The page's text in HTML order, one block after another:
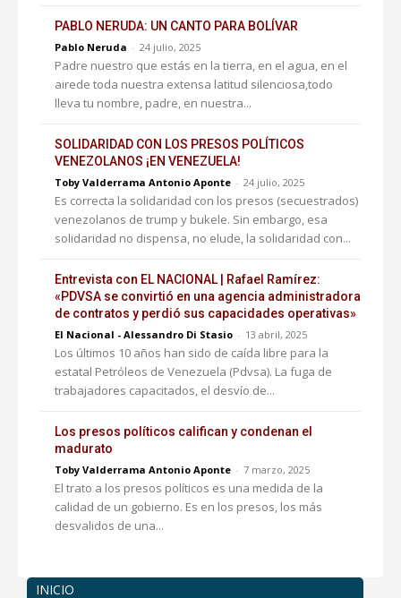
PABLO NERUDA: UN CANTO PARA BOLÍVAR
Pablo Neruda - 24 julio, 2025
Padre nuestro que estás en la tierra, en el agua, en el
airede toda nuestra extensa latitud silenciosa,todo
lleva tu nombre, padre, en nuestra...
SOLIDARIDAD CON LOS PRESOS POLÍTICOS
VENEZOLANOS ¡EN VENEZUELA!
Toby Valderrama Antonio Aponte - 24 julio, 2025
Es correcta la solidaridad con los presos (secuestrados)
venezolanos de trump y bukele. Sin embargo, esa
solidaridad no dispensa, no elude, la solidaridad con...
Entrevista con EL NACIONAL | Rafael Ramírez:
«PDVSA se convirtió en una agencia administradora
de contratos y perdió sus capacidades operativas»
El Nacional - Alessandro Di Stasio - 13 abril, 2025
Los últimos 10 años han sido de caída libre para la
estatal Petróleos de Venezuela (Pdvsa). La fuga de
trabajadores capacitados, el desvío de...
Los presos políticos califican y condenan el
madurato
Toby Valderrama Antonio Aponte - 7 marzo, 2025
El trato a los presos políticos es una medida de la
calidad de un gobierno. Es en los presos, los más
desvalidos de una...
INICIO